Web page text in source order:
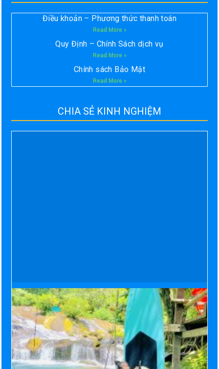
Điều khoản – Phương thức thanh toán
Read More »
Quy Định – Chính Sách dịch vụ
Read More »
Chính sách Bảo Mật
Read More »
CHIA SẺ KINH NGHIỆM